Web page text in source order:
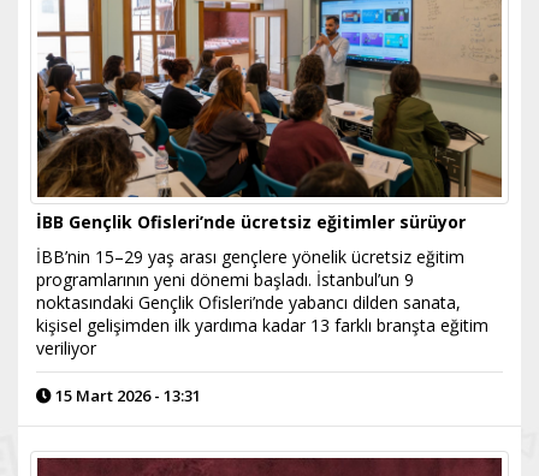
İBB Gençlik Ofisleri’nde ücretsiz eğitimler sürüyor
İBB’nin 15–29 yaş arası gençlere yönelik ücretsiz eğitim
programlarının yeni dönemi başladı. İstanbul’un 9
noktasındaki Gençlik Ofisleri’nde yabancı dilden sanata,
kişisel gelişimden ilk yardıma kadar 13 farklı branşta eğitim
veriliyor
15 Mart 2026 - 13:31